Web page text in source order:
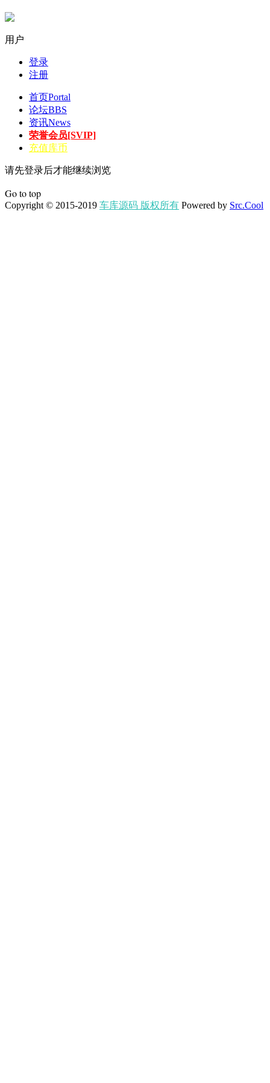
用户
登录
注册
首页Portal
论坛BBS
资讯News
荣誉会员[SVIP]
充值库币
请先登录后才能继续浏览
Go to top
Copyright © 2015-2019 车库源码 版权所有 Powered by Src.Cool